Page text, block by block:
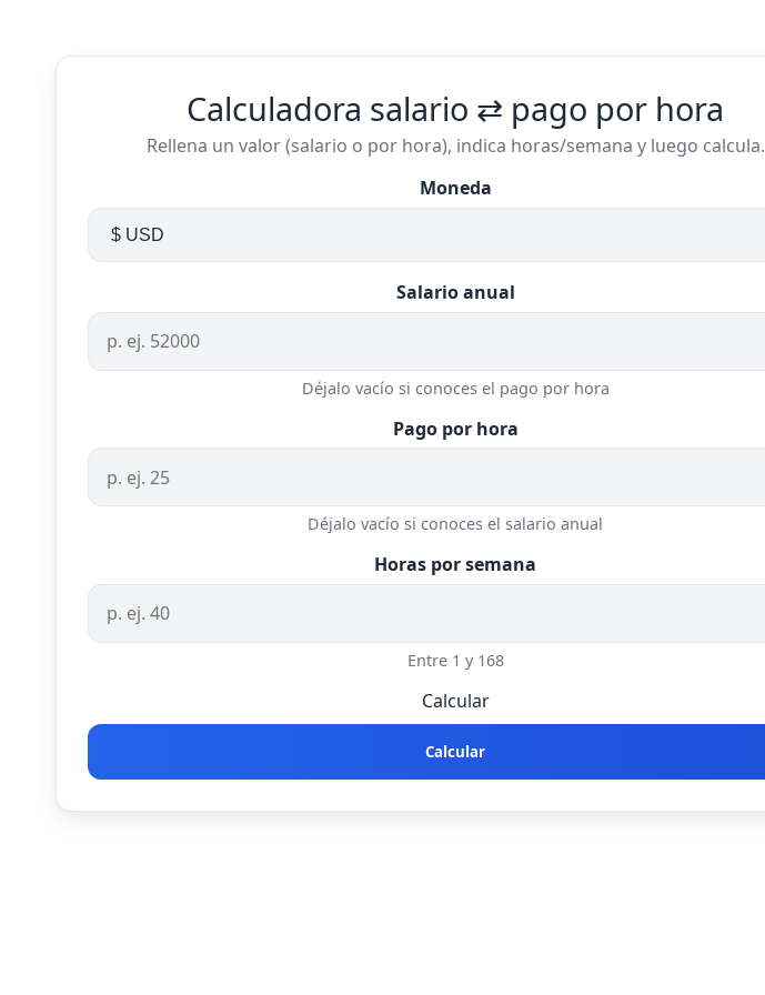
Calculadora salario ⇄ pago por hora
Rellena un valor (salario o por hora), indica horas/semana y luego calcula.
Moneda
Salario anual
Déjalo vacío si conoces el pago por hora
Pago por hora
Déjalo vacío si conoces el salario anual
Horas por semana
Entre 1 y 168
Calcular
Calcular